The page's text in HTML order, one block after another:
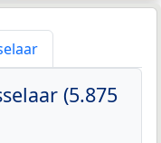
(5.875